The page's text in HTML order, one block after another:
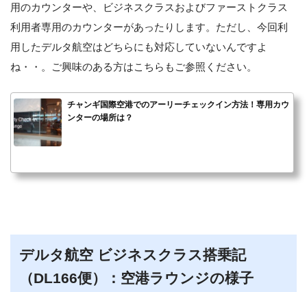
用のカウンターや、ビジネスクラスおよびファーストクラス
利用者専用のカウンターがあったりします。ただし、今回利
用したデルタ航空はどちらにも対応していないんですよ
ね・・。ご興味のある方はこちらもご参照ください。
チャンギ国際空港でのアーリーチェックイン方法！専用カウ
ンターの場所は？
デルタ航空 ビジネスクラス搭乗記
（DL166便）：空港ラウンジの様子